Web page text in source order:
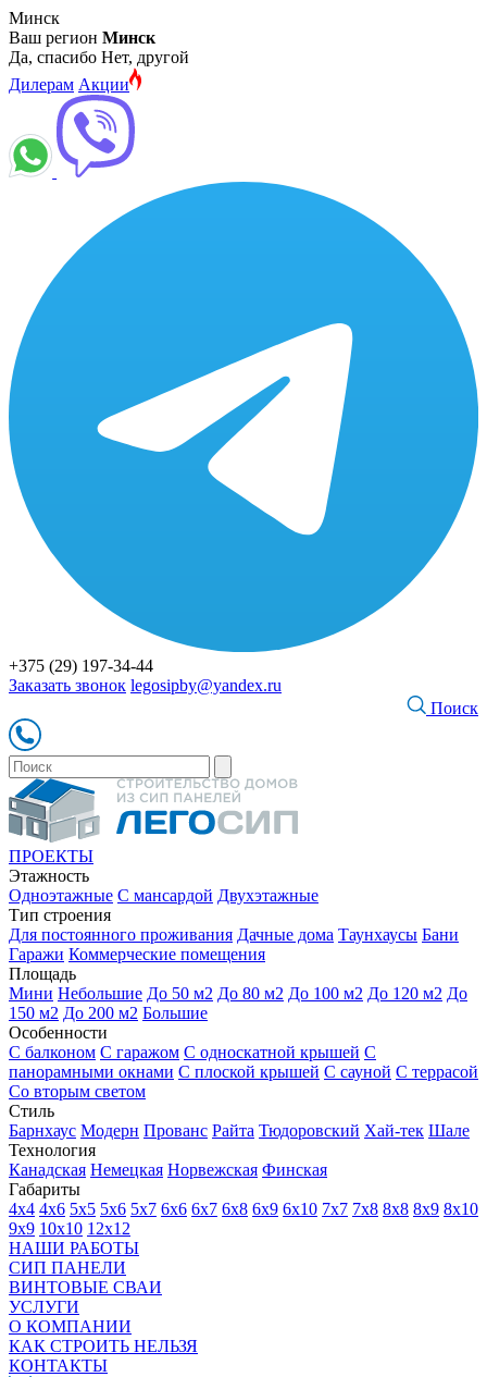
Минск
Ваш регион Минск
Да, спасибо Нет, другой
Дилерам Акции
+375 (29) 197-34-44
Заказать звонок legosipby@yandex.ru
Поиск
ПРОЕКТЫ
Этажность
Одноэтажные С мансардой Двухэтажные
Тип строения
Для постоянного проживания Дачные дома Таунхаусы Бани
Гаражи Коммерческие помещения
Площадь
Мини Небольшие До 50 м2 До 80 м2 До 100 м2 До 120 м2 До
150 м2 До 200 м2 Большие
Особенности
С балконом С гаражом С односкатной крышей С
панорамными окнами С плоской крышей С сауной С террасой
Со вторым светом
Стиль
Барнхаус Модерн Прованс Райта Тюдоровский Хай-тек Шале
Технология
Канадская Немецкая Норвежская Финская
Габариты
4х4 4х6 5х5 5х6 5х7 6х6 6х7 6х8 6х9 6х10 7х7 7х8 8х8 8х9 8х10
9х9 10х10 12х12
НАШИ РАБОТЫ
СИП ПАНЕЛИ
ВИНТОВЫЕ СВАИ
УСЛУГИ
О КОМПАНИИ
КАК СТРОИТЬ НЕЛЬЗЯ
КОНТАКТЫ